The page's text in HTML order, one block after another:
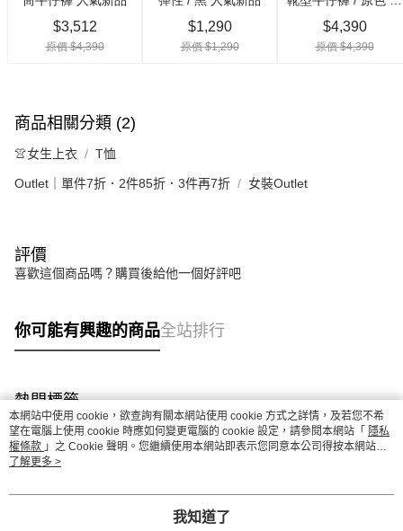
商品相關分類 (2)
👚女生上衣 T恤
Outlet｜單件7折．2件85折．3件再7折 女裝Outlet
評價
喜歡這個商品嗎？購買後給他一個好評吧
你可能有興趣的商品全站排行
熱門標籤
本網站中使用 cookie，欲查詢有關本網站使用 cookie 方式之詳情，及若您不希
望在電腦上使用 cookie 時應如何變更電腦的 cookie 設定，請參閱本網站「 隱私
權條款 」之 Cookie 聲明。您繼續使用本網站即表示您同意本公司得按本網站使
用條款之 Cookie 聲明使用 cookie。
了解更多 >
我知道了